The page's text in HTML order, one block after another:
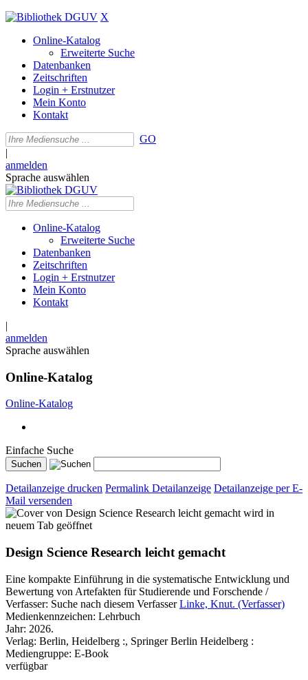
X
Online-Katalog
Erweiterte Suche
Datenbanken
Zeitschriften
Login + Erstnutzer
Mein Konto
Kontakt
GO
|
anmelden
Sprache auswählen
Online-Katalog
Erweiterte Suche
Datenbanken
Zeitschriften
Login + Erstnutzer
Mein Konto
Kontakt
|
anmelden
Sprache auswählen
Online-Katalog
Online-Katalog
Einfache Suche
Detailanzeige drucken Permalink Detailanzeige Detailanzeige per E-
Mail versenden
wird in
neuem Tab geöffnet
Design Science Research leicht gemacht
Eine kompakte Einführung in die systematische Entwicklung und
Bewertung von Artefakten für Studierende und Forschende /
Verfasser: Suche nach diesem Verfasser Linke, Knut. (Verfasser)
Medienkennzeichen: Lehrbuch
Jahr: 2026.
Verlag: Berlin, Heidelberg :, Springer Berlin Heidelberg :
Mediengruppe: E-Book
verfügbar